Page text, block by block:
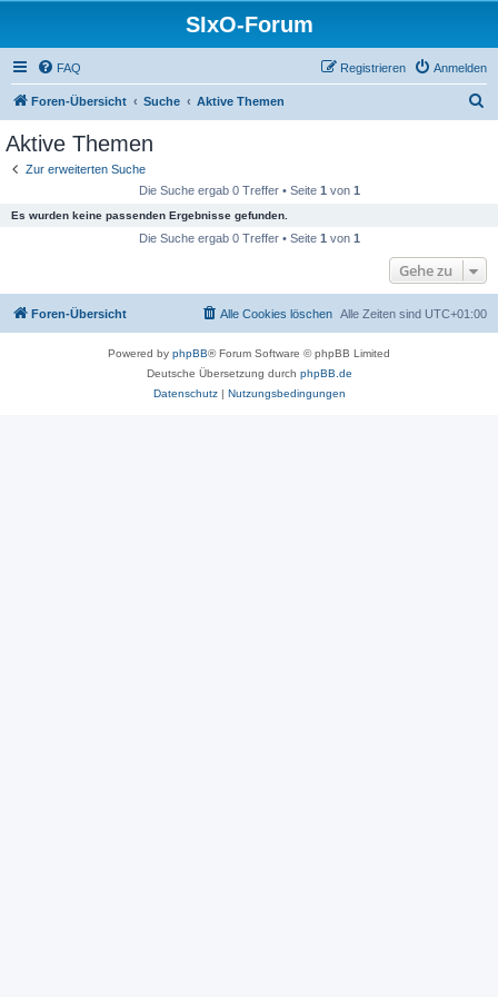
SIxO-Forum
FAQ Anmelden
Registrieren
Foren-Übersicht Suche Aktive Themen
Aktive Themen
Zur erweiterten Suche
Die Suche ergab 0 Treffer • Seite 1 von 1
Es wurden keine passenden Ergebnisse gefunden.
Die Suche ergab 0 Treffer • Seite 1 von 1
Gehe zu
Foren-Übersicht Alle Zeiten sind UTC+01:00
Alle Cookies löschen
Powered by phpBB® Forum Software © phpBB Limited
Deutsche Übersetzung durch phpBB.de
Datenschutz| Nutzungsbedingungen